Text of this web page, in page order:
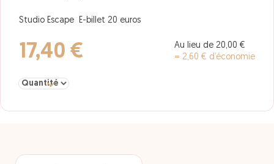
Studio Escape E-billet 20 euros
17,40 €
Au lieu de 20,00 €
= 2,60 € d’économie
Sélectionner la quantité pour 20 euros